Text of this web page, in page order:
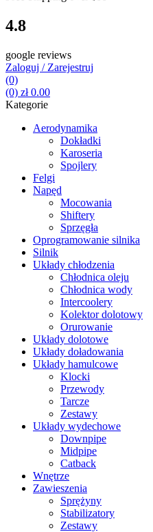
4.8
google reviews
Zaloguj / Zarejestruj
(0)
(0) zł0.00
Kategorie
Aerodynamika
Dokładki
Karoseria
Spojlery
Felgi
Napęd
Mocowania
Shiftery
Sprzęgła
Oprogramowanie silnika
Silnik
Układy chłodzenia
Chłodnica oleju
Chłodnica wody
Intercoolery
Kolektor dolotowy
Orurowanie
Układy dolotowe
Układy doładowania
Układy hamulcowe
Klocki
Przewody
Tarcze
Zestawy
Układy wydechowe
Downpipe
Midpipe
Catback
Wnętrze
Zawieszenia
Sprężyny
Stabilizatory
Zestawy